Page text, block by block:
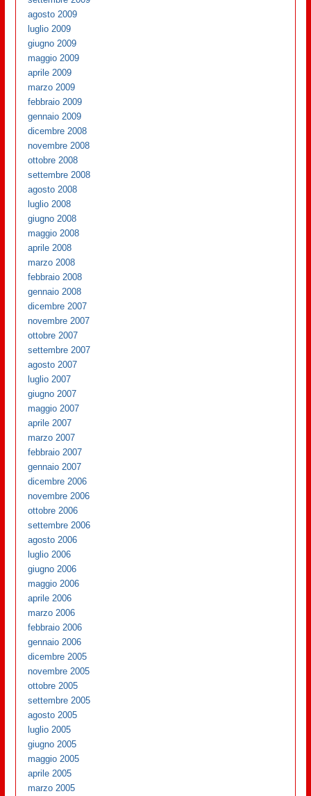
agosto 2009
luglio 2009
giugno 2009
maggio 2009
aprile 2009
marzo 2009
febbraio 2009
gennaio 2009
dicembre 2008
novembre 2008
ottobre 2008
settembre 2008
agosto 2008
luglio 2008
giugno 2008
maggio 2008
aprile 2008
marzo 2008
febbraio 2008
gennaio 2008
dicembre 2007
novembre 2007
ottobre 2007
settembre 2007
agosto 2007
luglio 2007
giugno 2007
maggio 2007
aprile 2007
marzo 2007
febbraio 2007
gennaio 2007
dicembre 2006
novembre 2006
ottobre 2006
settembre 2006
agosto 2006
luglio 2006
giugno 2006
maggio 2006
aprile 2006
marzo 2006
febbraio 2006
gennaio 2006
dicembre 2005
novembre 2005
ottobre 2005
settembre 2005
agosto 2005
luglio 2005
giugno 2005
maggio 2005
aprile 2005
marzo 2005